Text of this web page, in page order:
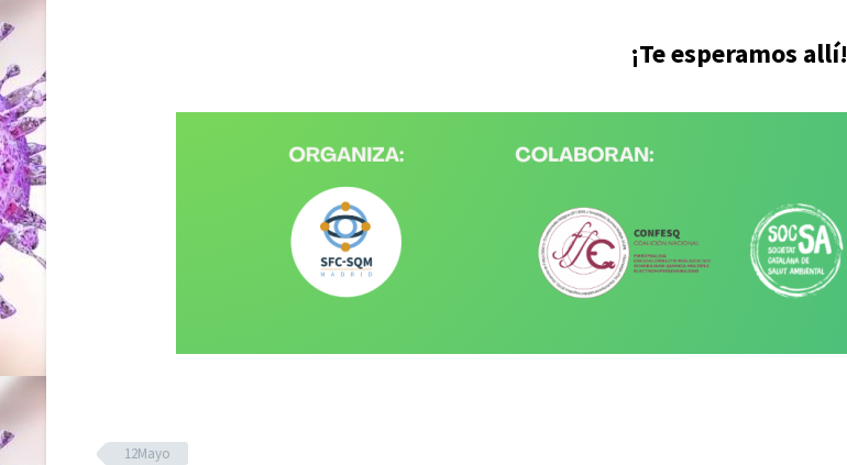
¡Te esperamos allí!
12Mayo